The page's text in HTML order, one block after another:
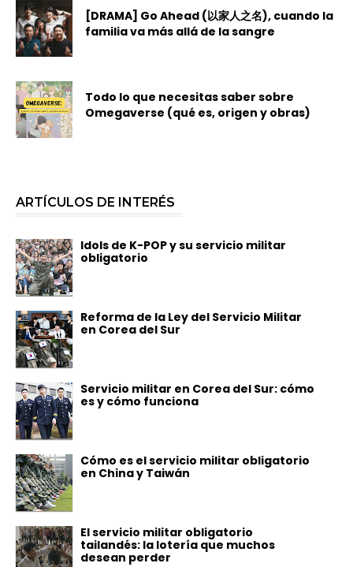
[DRAMA] Go Ahead (以家人之名), cuando la
familia va más allá de la sangre
Todo lo que necesitas saber sobre
Omegaverse (qué es, origen y obras)
ARTÍCULOS DE INTERÉS
Idols de K-POP y su servicio militar
obligatorio
Reforma de la Ley del Servicio Militar
en Corea del Sur
Servicio militar en Corea del Sur: cómo
es y cómo funciona
Cómo es el servicio militar obligatorio
en China y Taiwán
El servicio militar obligatorio
tailandés: la lotería que muchos
desean perder